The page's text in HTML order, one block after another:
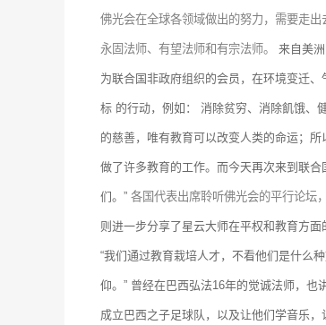
佛光会在全球各领域做出的努力，需要走
永固法师、有望法师和有宗法师。 来自美
为联合国非政府组织的会员，在环境变迁
标 的行动，例如： 消除贫穷、消除飢饿、
的慈善，唯有教育可以改变人类的命运；
做了许多教育的工作。而今天再次来到联
们。” 各国代表出席聆听佛光会的平行论坛
则进一步分享了星云大师在平权和教育方面
“我们通过教育栽培人才，不看他们是什么
仰。” 曾经在巴西弘法16年的觉诚法师，也
成立巴西之子足球队，以及让他们学音乐